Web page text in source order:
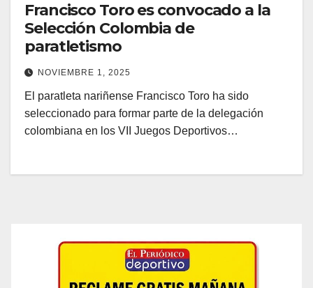
Francisco Toro es convocado a la
Selección Colombia de
paratletismo
NOVIEMBRE 1, 2025
El paratleta nariñense Francisco Toro ha sido
seleccionado para formar parte de la delegación
colombiana en los VII Juegos Deportivos…